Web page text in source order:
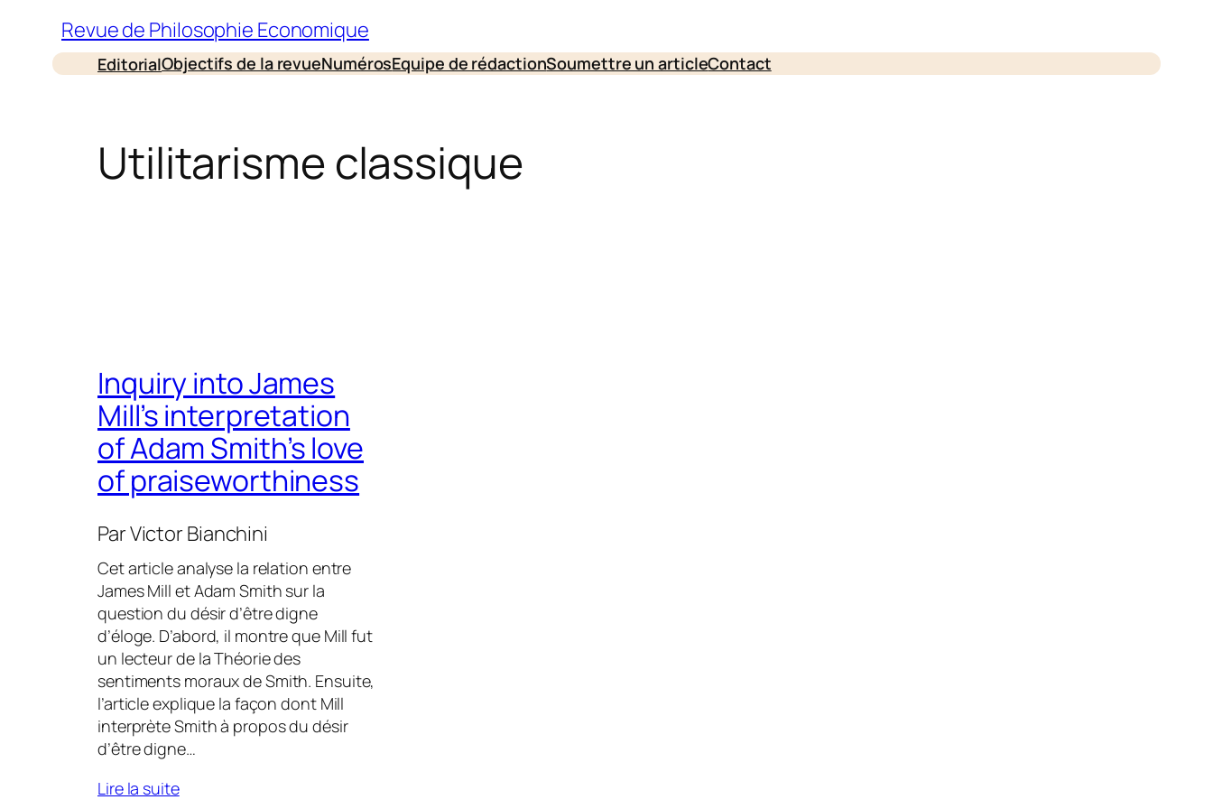
contenu
Revue de Philosophie Economique
EditorialObjectifs de la revueNumérosEquipe de rédactionSoumettre un articleContact
Utilitarisme classique
Inquiry into James
Mill’s interpretation
of Adam Smith’s love
of praiseworthiness
ParVictor Bianchini
Cet article analyse la relation entre
James Mill et Adam Smith sur la
question du désir d’être digne
d’éloge. D’abord, il montre que Mill fut
un lecteur de la Théorie des
sentiments moraux de Smith. Ensuite,
l’article explique la façon dont Mill
interprète Smith à propos du désir
d’être digne…
Lire la suite